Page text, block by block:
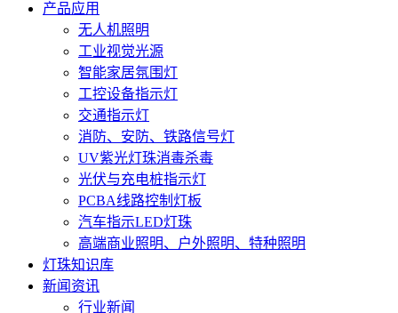
产品应用
无人机照明
工业视觉光源
智能家居氛围灯
工控设备指示灯
交通指示灯
消防、安防、铁路信号灯
UV紫光灯珠消毒杀毒
光伏与充电桩指示灯
PCBA线路控制灯板
汽车指示LED灯珠
高端商业照明、户外照明、特种照明
灯珠知识库
新闻资讯
行业新闻